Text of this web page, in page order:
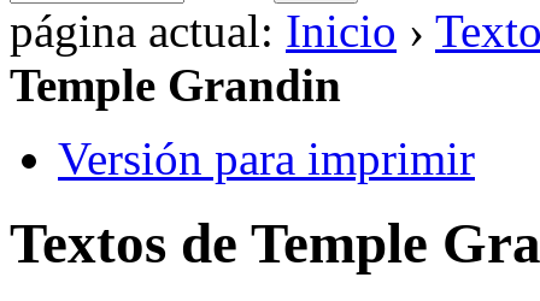
página actual: Inicio ›
Temple Grandin
Versión para imprimir
Textos de Temple